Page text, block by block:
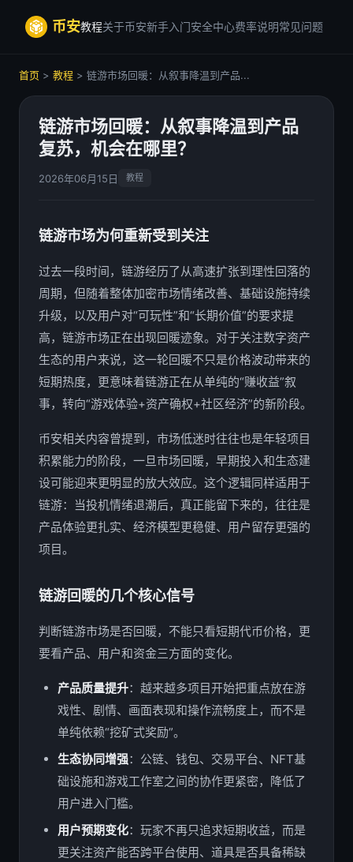
币安教程关于币安新手入门安全中心费率说明常见问题
首页 > 教程 > 链游市场回暖：从叙事降温到产品...
链游市场回暖：从叙事降温到产品
复苏，机会在哪里？
2026年06月15日 教程
链游市场为何重新受到关注
过去一段时间，链游经历了从高速扩张到理性回落的
周期，但随着整体加密市场情绪改善、基础设施持续
升级，以及用户对“可玩性”和“长期价值”的要求提
高，链游市场正在出现回暖迹象。对于关注数字资产
生态的用户来说，这一轮回暖不只是价格波动带来的
短期热度，更意味着链游正在从单纯的“赚收益”叙
事，转向“游戏体验+资产确权+社区经济”的新阶段。
币安相关内容曾提到，市场低迷时往往也是年轻项目
积累能力的阶段，一旦市场回暖，早期投入和生态建
设可能迎来更明显的放大效应。这个逻辑同样适用于
链游：当投机情绪退潮后，真正能留下来的，往往是
产品体验更扎实、经济模型更稳健、用户留存更强的
项目。
链游回暖的几个核心信号
判断链游市场是否回暖，不能只看短期代币价格，更
要看产品、用户和资金三方面的变化。
产品质量提升：越来越多项目开始把重点放在游
戏性、剧情、画面表现和操作流畅度上，而不是
单纯依赖“挖矿式奖励”。
生态协同增强：公链、钱包、交易平台、NFT基
础设施和游戏工作室之间的协作更紧密，降低了
用户进入门槛。
用户预期变化：玩家不再只追求短期收益，而是
更关注资产能否跨平台使用、道具是否具备稀缺